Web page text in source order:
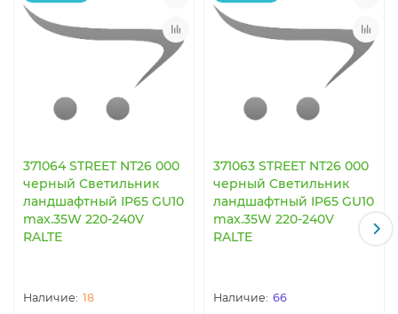
371064 STREET NT26 000
черный Светильник
ландшафтный IP65 GU10
max.35W 220-240V
RALTE
18
371063 STREET NT26 000
черный Светильник
ландшафтный IP65 GU10
max.35W 220-240V
RALTE
66